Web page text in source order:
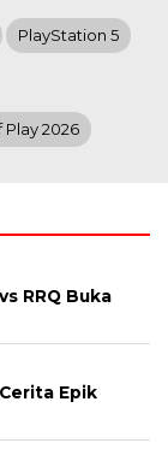
PlayStation 5
2026
RRQ Buka
Epik